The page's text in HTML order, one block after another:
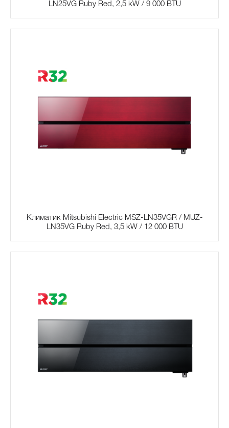
LN25VG Ruby Red, 2,5 kW / 9 000 BTU
Климатик Mitsubishi Electric MSZ-LN35VGR / MUZ-
LN35VG Ruby Red, 3,5 kW / 12 000 BTU